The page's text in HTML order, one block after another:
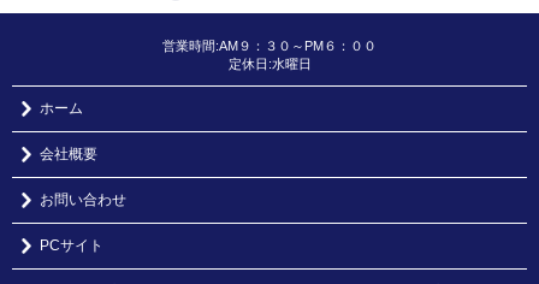
営業時間:AM９：３０～PM６：００
定休日:水曜日
ホーム
会社概要
お問い合わせ
PCサイト